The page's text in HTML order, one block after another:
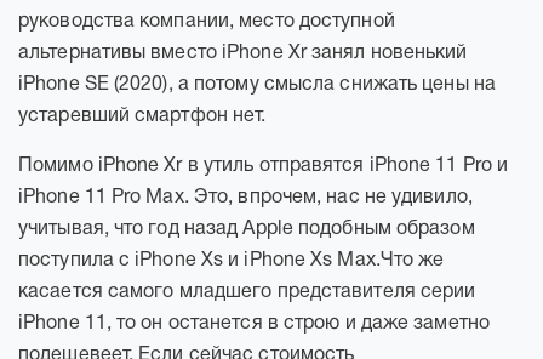
руководства компании, место доступной
альтернативы вместо iPhone Xr занял новенький
iPhone SE (2020), а потому смысла снижать цены на
устаревший смартфон нет.
Помимо iPhone Xr в утиль отправятся iPhone 11 Pro и
iPhone 11 Pro Max. Это, впрочем, нас не удивило,
учитывая, что год назад Apple подобным образом
поступила с iPhone Xs и iPhone Xs Max.Что же
касается самого младшего представителя серии
iPhone 11, то он останется в строю и даже заметно
подешевеет. Если сейчас стоимость